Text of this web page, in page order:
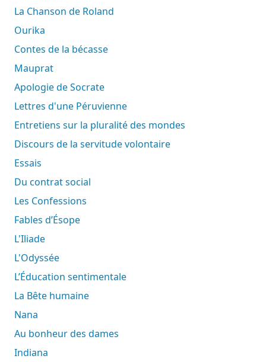
La Chanson de Roland
Ourika
Contes de la bécasse
Mauprat
Apologie de Socrate
Lettres d'une Péruvienne
Entretiens sur la pluralité des mondes
Discours de la servitude volontaire
Essais
Du contrat social
Les Confessions
Fables d’Ésope
L'Iliade
L'Odyssée
L’Éducation sentimentale
La Bête humaine
Nana
Au bonheur des dames
Indiana